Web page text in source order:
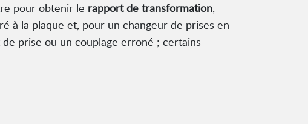
pour obtenir le rapport de transformation,
à la plaque et, pour un changeur de prises en
prise ou un couplage erroné ; certains